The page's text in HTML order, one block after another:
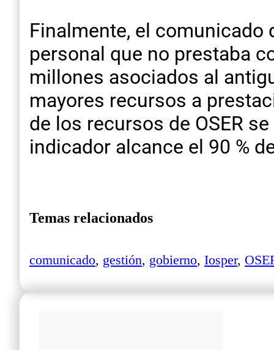
Finalmente, el comunicado
personal que no prestaba
millones asociados al
mayores recursos a
de los recursos de OSER
indicador alcance el 90 %
Temas relacionados
comunicado, gestión, gobierno, Iosper,